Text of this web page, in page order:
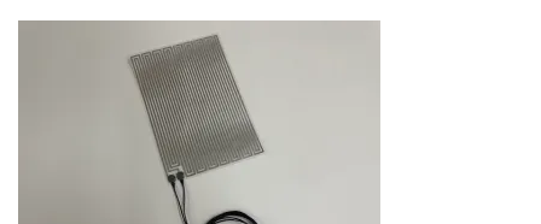
更
新
日
時
: